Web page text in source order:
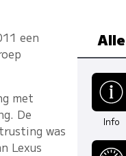
een
met
De
was
Lexus
Info